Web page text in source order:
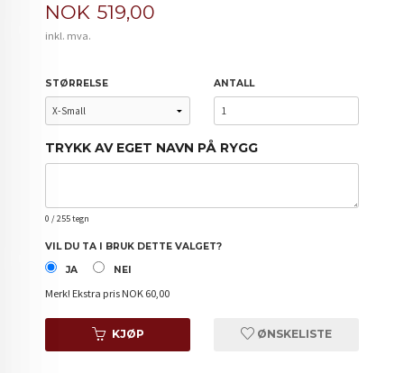
Pris
NOK 519,00
inkl. mva.
STØRRELSE ANTALL
TRYKK AV EGET NAVN PÅ RYGG
0 / 255 tegn
VIL DU TA I BRUK DETTE VALGET?
JA
NEI
Merk! Ekstra pris NOK 60,00
KJØP ØNSKELISTE